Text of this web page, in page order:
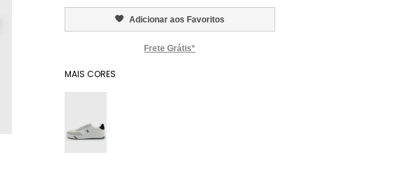
Adicionar aos Favoritos
Frete Grátis*
MAIS CORES